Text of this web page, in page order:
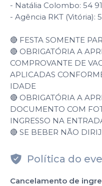
- Natália Colombo: 54
- Agência RKT (Vitória):
🔴 FESTA SOMENTE
🔴 OBRIGATÓRIA A
COMPROVANTE DE
APLICADAS
IDADE
🔴 OBRIGATÓRIA A
DOCUMENTO COM
INGRESSO NA
🔴 SE BEBER NÃO
Política do
Cancelamento de